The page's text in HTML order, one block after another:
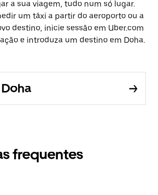
a sua viagem, tudo num só lugar.
um táxi a partir do aeroporto ou a
destino, inicie sessão em Uber.com
e introduza um destino em Doha.
frequentes